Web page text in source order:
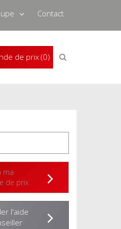
de prix (0) Recherche
de
Contact
ma
de prix
l'aide